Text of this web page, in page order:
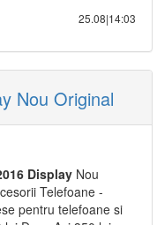
25.08|14:03
Nou Original
Display Nou
Telefoane -
pentru telefoane si